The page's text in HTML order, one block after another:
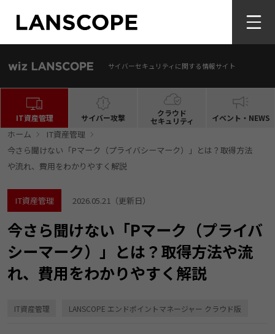
サイバーセキュリティに関する情報サイト
IT資産管理 サイバー攻撃 クラウド
セキュリティ イベント・NEWS
ホーム
IT資産管理
今さら聞けない「Pマーク（プライバシーマーク）」とは？取得方法
や流れ、費用をわかりやすく解説
IT資産管理 2026.05.21（更新日）
今さら聞けない「Pマーク（プライバ
シーマーク）」とは？取得方法や流
れ、費用をわかりやすく解説
IT資産管理 LANSCOPE エンドポイントマネージャー クラウド版